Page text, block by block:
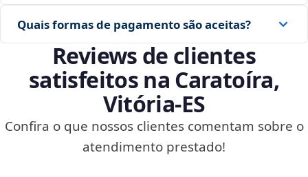
Quais formas de pagamento são aceitas?
Reviews de clientes
satisfeitos na Caratoíra,
Vitória‑ES
Confira o que nossos clientes comentam sobre o
atendimento prestado!